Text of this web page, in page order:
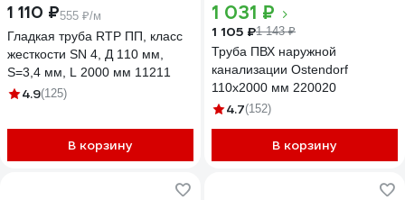
1 110 ₽555 ₽/м
Гладкая труба RTP ПП, класс
жесткости SN 4, Д 110 мм,
S=3,4 мм, L 2000 мм 11211
4.9(125)
В корзину
1 031 ₽
1 105 ₽1 143 ₽
Труба ПВХ наружной
канализации Ostendorf
110х2000 мм 220020
4.7(152)
В корзину